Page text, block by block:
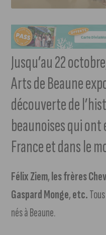
Jusqu’au 22
Arts de Beaune
découverte de
beaunoises qui ont
France et dans le
Félix Ziem,les frères
Gaspard Monge,etc.
nés à Beaune.